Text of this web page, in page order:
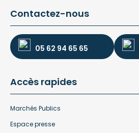
Contactez-nous
05 62 94 65 65
Accès rapides
Marchés Publics
Espace presse